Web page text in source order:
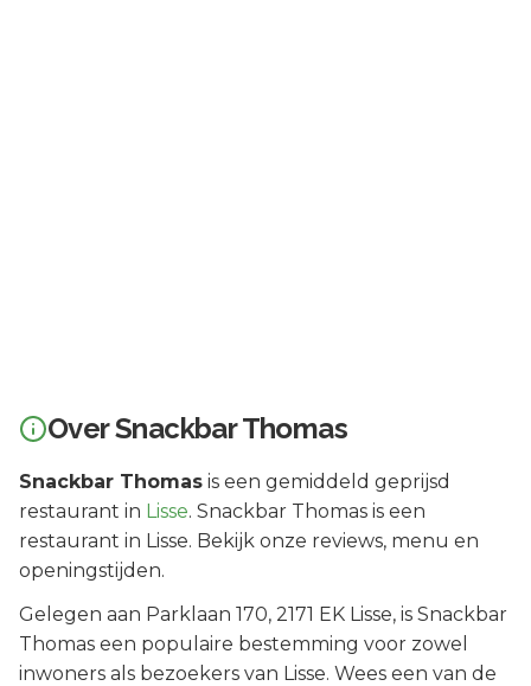
OverSnackbar Thomas
Snackbar Thomas is een gemiddeld geprijsd
restaurant in Lisse. Snackbar Thomas is een
restaurant in Lisse. Bekijk onze reviews, menu en
openingstijden.
Gelegen aan Parklaan 170, 2171 EK Lisse, is Snackbar
Thomas een populaire bestemming voor zowel
inwoners als bezoekers van Lisse. Wees een van de